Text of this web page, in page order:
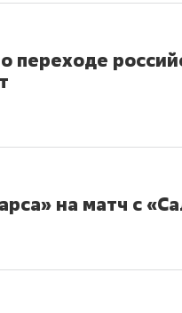
переходе
на матч с